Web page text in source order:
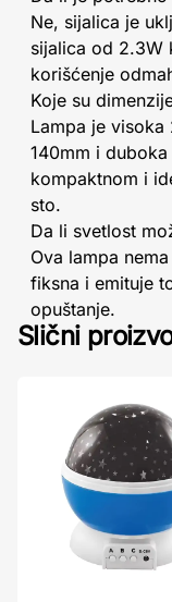
Ne, sijalica je
sijalica od 2.3W
korišćenje
Koje su
Lampa je
140mm i
kompaktnom i
sto.
Da li svetlost
Ova lampa
fiksna i emituje
opuštanje.
Slični